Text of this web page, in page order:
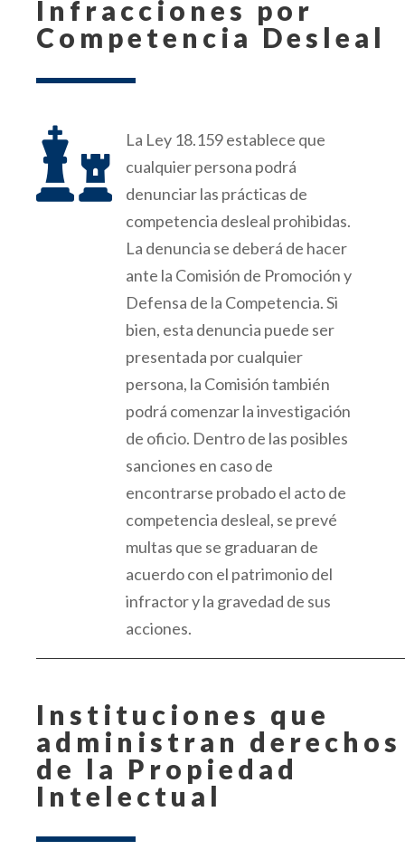
Infracciones por
Competencia Desleal

La Ley 18.159 establece que
cualquier persona podrá
denunciarlas prácticas de
competencia desleal prohibidas.
La denuncia se deberá de hacer
ante la Comisión de Promoción y
Defensa de la Competencia. Si
bien, esta denuncia puede ser
presentada por cualquier
persona, la Comisión también
podrá comenzar la investigación
de oficio. Dentro de las posibles
sanciones en caso de
encontrarse probado el acto de
competencia desleal, se prevé
multas que se graduaran de
acuerdo con el patrimonio del
infractor y la gravedad de sus
acciones.
Instituciones que
administran derechos
de la Propiedad
Intelectual